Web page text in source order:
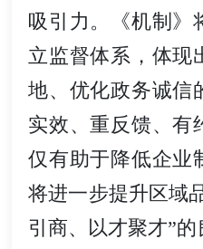
吸引力。《机制》
立监督体系，体现
地、优化政务诚信
实效、重反馈、有
仅有助于降低企业
将进一步提升区域
引商、以才聚才”的